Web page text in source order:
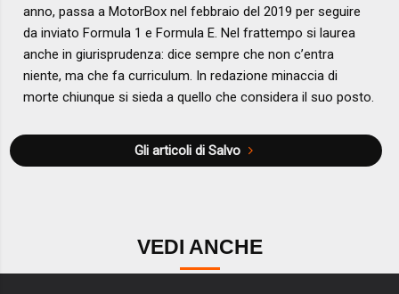
anno, passa a MotorBox nel febbraio del 2019 per seguire
da inviato Formula 1 e Formula E. Nel frattempo si laurea
anche in giurisprudenza: dice sempre che non c’entra
niente, ma che fa curriculum. In redazione minaccia di
morte chiunque si sieda a quello che considera il suo posto.
Gli articoli di Salvo
VEDI ANCHE